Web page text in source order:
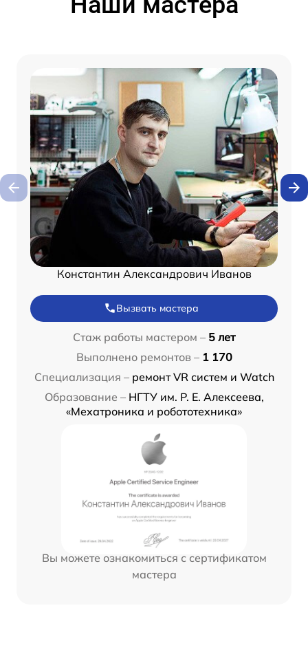
Константин Александрович Иванов
Вызвать мастера
Стаж работы мастером – 5 лет
Выполнено ремонтов – 1 170
Специализация – ремонт VR систем и Watch
Образование – НГТУ им. Р. Е. Алексеева,
«Мехатроника и робототехника»
Вы можете ознакомиться с сертификатом
мастера